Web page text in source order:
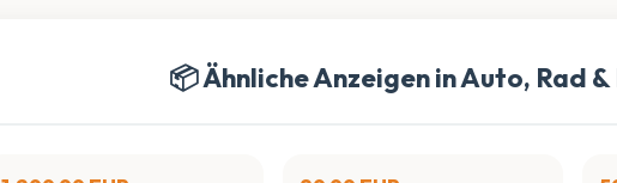
📦 Ähnliche Anzeigen in Auto, Rad